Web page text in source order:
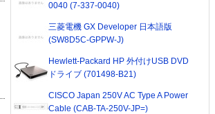
0040 (7-337-0040)
三菱電機 GX Developer 日本語版
(SW8D5C-GPPW-J)
Hewlett-Packard HP 外付けUSB DVD
ドライブ (701498-B21)
CISCO Japan 250V AC Type A Power
Cable (CAB-TA-250V-JP=)